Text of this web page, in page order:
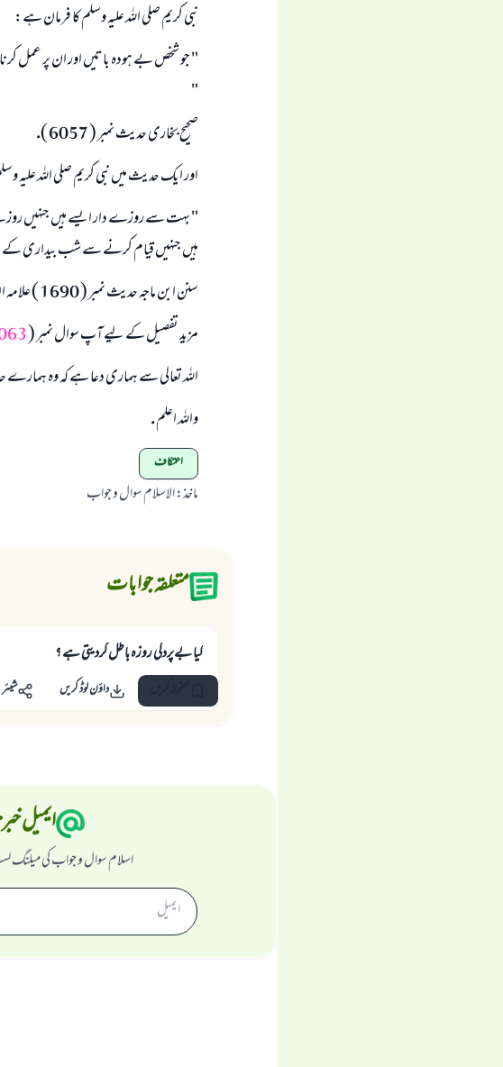
نبى كريم صلى اللہ عليہ وسلم كا فرمان ہے:
" جو شخص بے ہودہ باتيں اور ان پر عمل
"
صحيح بخارى حديث نمبر ( 6057 ).
اور ايك حديث ميں نبى كريم صلى اللہ عليہ
" بہت سے روزے دار ايسے ہيں جنہيں
ہيں جنہيں قيام كرنے سے شب بيدارى كے
سنن ابن ماجہ حديث نمبر ( 1690 ) علامہ البانى رحمہ اللہ تعالى نے صحيح ابن ماجہ ميں اسے صحيح قرار ديا ہے.
مزيد تفصيل كے ليے آپ سوال نمبر (
اللہ تعالى سے ہمارى دعا ہے كہ وہ ہمارے
واللہ اعلم .
اعتکاف
ماخذ:الاسلام سوال و جواب
متعلقہ جوابات
کیا بےپردگی روزہ باطل کردیتی ہے ؟
داؤن لوڈ کریں شیئر
ایمیل
اسلام سوال و جواب کی میلنگ